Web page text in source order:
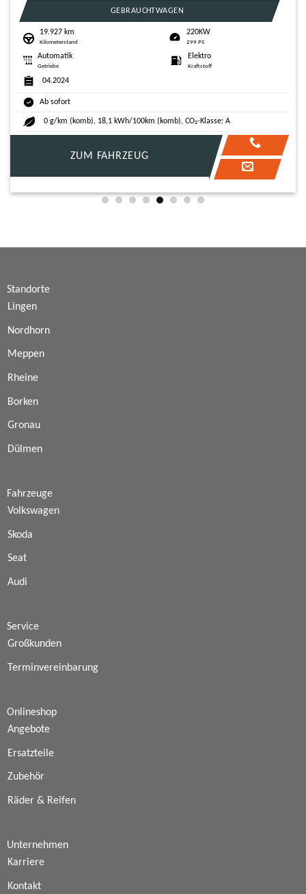
NEUWAGEN
120.0 g/km (komb), 5,4 l/100km (komb), CO₂-Klasse: D
ZUM FAHRZEUG
Standorte
Lingen
Nordhorn
Meppen
Rheine
Borken
Gronau
Dülmen
Fahrzeuge
Volkswagen
Skoda
Seat
Audi
Service
Großkunden
Terminvereinbarung
Onlineshop
Angebote
Ersatzteile
Zubehör
Räder & Reifen
Unternehmen
Karriere
Kontakt